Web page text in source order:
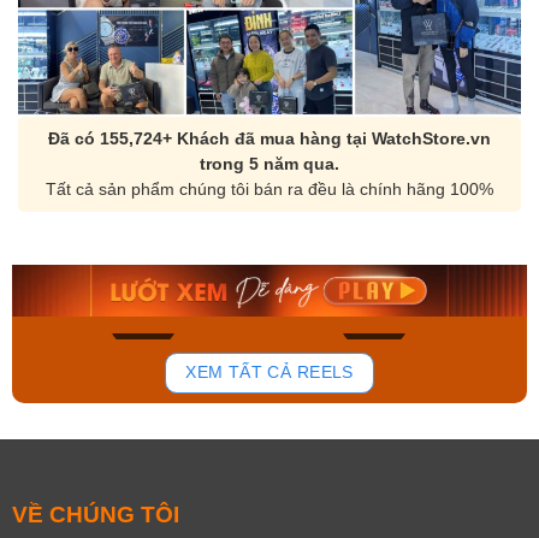
Đã có 155,724+ Khách đã mua hàng tại WatchStore.vn
trong 5 năm qua.
Tất cả sản phẩm chúng tôi bán ra đều là chính hãng 100%
177
Orient Nam RA-
Mua ngay
Casio Nam MTS-
Mua ngay
XEM TẤT CẢ REELS
VỀ CHÚNG TÔI